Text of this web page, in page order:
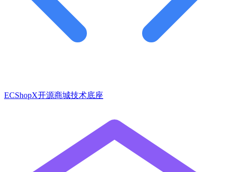
ECShopX开源商城技术底座